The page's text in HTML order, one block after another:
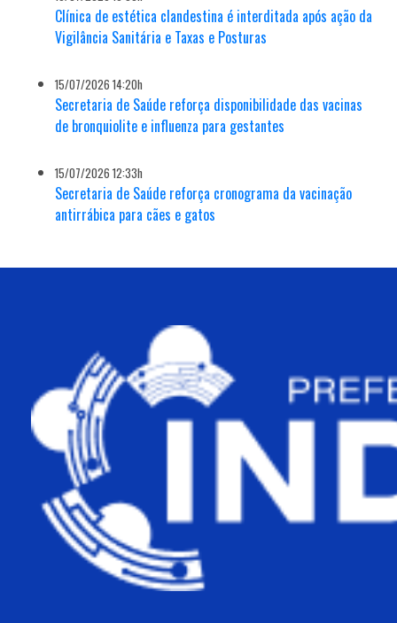
Clínica de estética clandestina é interditada após ação da
Vigilância Sanitária e Taxas e Posturas
15/07/2026 14:20h
Secretaria de Saúde reforça disponibilidade das vacinas
de bronquiolite e influenza para gestantes
15/07/2026 12:33h
Secretaria de Saúde reforça cronograma da vacinação
antirrábica para cães e gatos